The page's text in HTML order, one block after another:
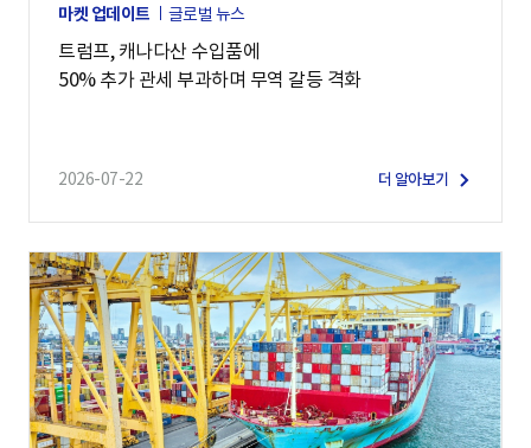
마켓 업데이트 글로벌 뉴스
트럼프, 캐나다산 수입품에
50% 추가 관세 부과하며 무역 갈등 격화
2026-07-22 더 알아보기